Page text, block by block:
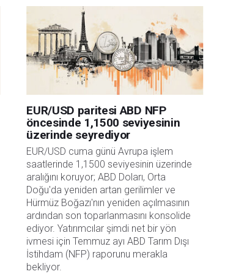
kullanımı nedeniyle doğrudan yada dolaylı olarak ortaya çıkabilecek
bir kayıp ya da hasar için sorumluluk kabul etmemektedir.
EUR/USD paritesi ABD NFP
öncesinde 1,1500 seviyesinin
üzerinde seyrediyor
EUR/USD cuma günü Avrupa işlem
saatlerinde 1,1500 seviyesinin üzerinde
aralığını koruyor; ABD Doları, Orta
Doğu'da yeniden artan gerilimler ve
Hürmüz Boğazı'nın yeniden açılmasının
ardından son toparlanmasını konsolide
ediyor. Yatırımcılar şimdi net bir yön
ivmesi için Temmuz ayı ABD Tarım Dışı
İstihdam (NFP) raporunu merakla
bekliyor.